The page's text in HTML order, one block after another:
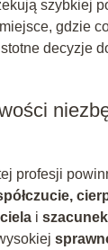
szybkiej
gdzie
decyzje
profesji
i